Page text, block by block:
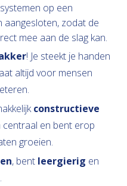
op een
aangesloten, zodat de
mee aan de slag kan.
! Je steekt je handen
altijd voor mensen
constructieve
centraal en bent erop
groeien.
, bent leergierig en
.